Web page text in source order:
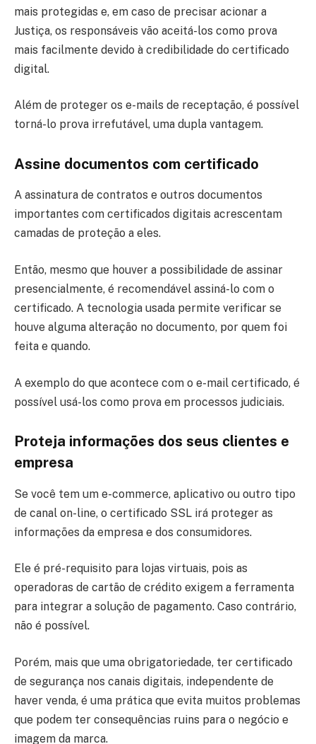
mais protegidas e, em caso de precisar acionar a
Justiça, os responsáveis vão aceitá-los como prova
mais facilmente devido à credibilidade do certificado
digital.
Além de proteger os e-mails de receptação, é possível
torná-lo prova irrefutável, uma dupla vantagem.
Assine documentos com certificado
A assinatura de contratos e outros documentos
importantes com certificados digitais acrescentam
camadas de proteção a eles.
Então, mesmo que houver a possibilidade de assinar
presencialmente, é recomendável assiná-lo com o
certificado. A tecnologia usada permite verificar se
houve alguma alteração no documento, por quem foi
feita e quando.
A exemplo do que acontece com o e-mail certificado, é
possível usá-los como prova em processos judiciais.
Proteja informações dos seus clientes e
empresa
Se você tem um e-commerce, aplicativo ou outro tipo
de canal on-line, o certificado SSL irá proteger as
informações da empresa e dos consumidores.
Ele é pré-requisito para lojas virtuais, pois as
operadoras de cartão de crédito exigem a ferramenta
para integrar a solução de pagamento. Caso contrário,
não é possível.
Porém, mais que uma obrigatoriedade, ter certificado
de segurança nos canais digitais, independente de
haver venda, é uma prática que evita muitos problemas
que podem ter consequências ruins para o negócio e
imagem da marca.